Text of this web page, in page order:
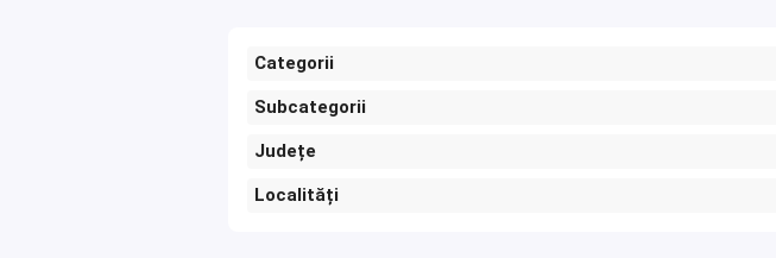
Categorii
Subcategorii
Județe
Localități